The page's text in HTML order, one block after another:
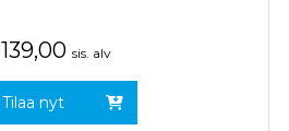
139,00 sis. alv
Tilaa nyt